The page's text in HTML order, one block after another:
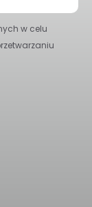
w celu